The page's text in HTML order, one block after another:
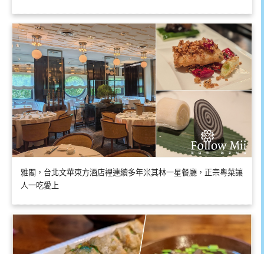
雅閣，台北文華東方酒店裡連續多年米其林一星餐廳，正宗粵菜讓
人一吃愛上